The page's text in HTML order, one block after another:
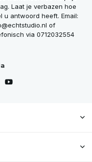
Laat je verbazen hoe
u antwoord heeft. Email:
of
via 0712032554